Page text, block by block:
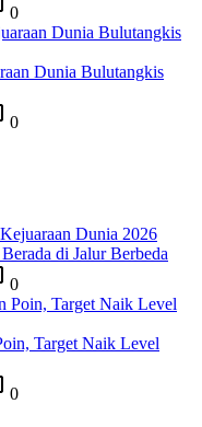
0
Dunia Bulutangkis
0
Dunia 2026
di Jalur Berbeda
0
Target Naik Level
0